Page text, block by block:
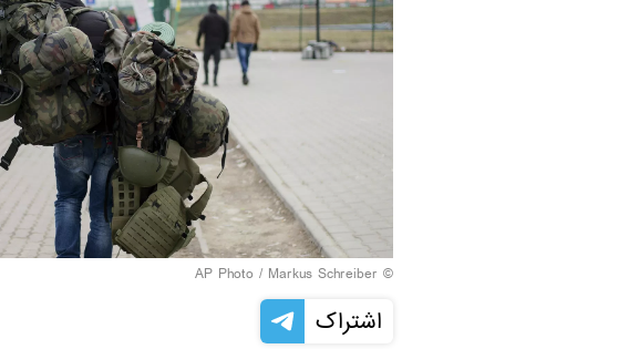
© AP Photo / Markus Schreiber
اشتراک